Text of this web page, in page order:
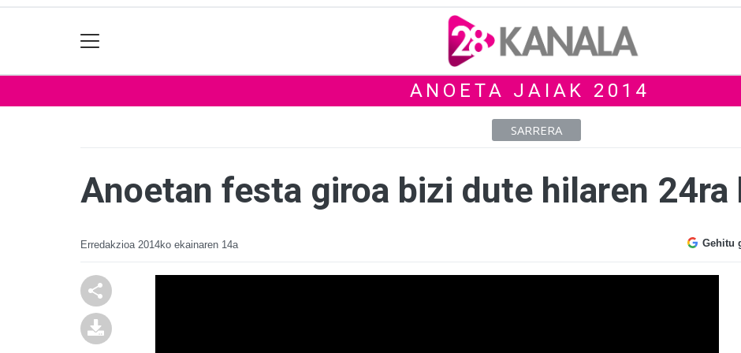
ANOETA JAIAK 2014
SARRERA
Anoetan festa giroa bizi dute hilaren 24ra
Erredakzioa 2014ko ekainaren 14a Gehitu